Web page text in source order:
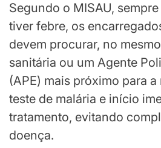
Segundo o MISAU,
tiver febre, os
devem procurar, no
sanitária ou um Agente
(APE) mais próximo para
teste de malária e início
tratamento, evitando
doença.